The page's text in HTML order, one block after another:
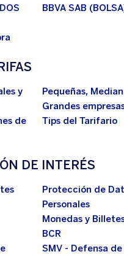
BBVA SAB
y
Pequeñas,
Grandes
de
Tips del Tarifario
DE INTERÉS
Protección de
Personales
Monedas y
BCR
SMV - Defensa de